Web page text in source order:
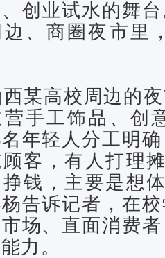
创业试水的舞
、商圈夜市里
某高校周边的
手工饰品、创
年轻人分工明
客，有人打理
钱，主要是想
告诉记者，在
场、直面消费
力。